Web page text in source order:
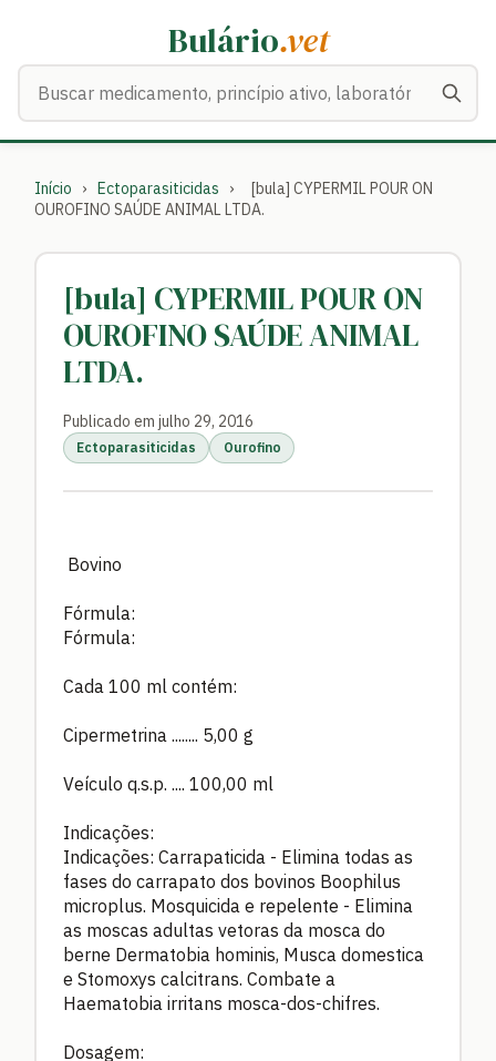
Bulário.vet
Início › Ectoparasiticidas ›
[bula] CYPERMIL POUR ON
OUROFINO SAÚDE ANIMAL LTDA.
[bula] CYPERMIL POUR ON
OUROFINO SAÚDE ANIMAL
LTDA.
Publicado em julho 29, 2016
Ectoparasiticidas Ourofino
Bovino
Fórmula:
Fórmula:
Cada 100 ml contém:
Cipermetrina ........ 5,00 g
Veículo q.s.p. .... 100,00 ml
Indicações:
Indicações: Carrapaticida - Elimina todas as
fases do carrapato dos bovinos Boophilus
microplus. Mosquicida e repelente - Elimina
as moscas adultas vetoras da mosca do
berne Dermatobia hominis, Musca domestica
e Stomoxys calcitrans. Combate a
Haematobia irritans mosca-dos-chifres.
Dosagem: